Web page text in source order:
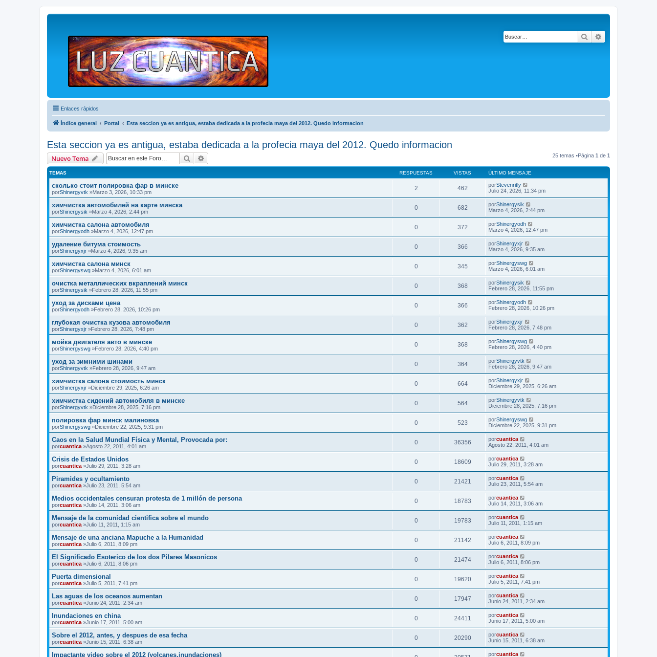
Buscar
Enlaces rápidos
Índice general Portal Esta seccion ya es antigua, estaba dedicada a la profecia maya del 2012. Quedo informacion
Esta seccion ya es antigua, estaba dedicada a la profecia maya del 2012. Quedo informacion
Nuevo Tema Buscar 25 temas •Página 1 de 1
TEMAS RESPUESTAS VISTAS ÚLTIMO MENSAJE
сколько стоит полировка фар в минске
porShinergyvtk »Marzo 3, 2026, 10:33 pm
2 462 porStevenritly
Julio 24, 2026, 11:34 pm
химчистка автомобилей на карте минска
porShinergysik »Marzo 4, 2026, 2:44 pm
0 682 porShinergysik
Marzo 4, 2026, 2:44 pm
химчистка салона автомобиля
porShinergyodh »Marzo 4, 2026, 12:47 pm
0 372 porShinergyodh
Marzo 4, 2026, 12:47 pm
удаление битума стоимость
porShinergyxjr »Marzo 4, 2026, 9:35 am
0 366 porShinergyxjr
Marzo 4, 2026, 9:35 am
химчистка салона минск
porShinergyswg »Marzo 4, 2026, 6:01 am
0 345 porShinergyswg
Marzo 4, 2026, 6:01 am
очистка металлических вкраплений минск
porShinergysik »Febrero 28, 2026, 11:55 pm
0 368 porShinergysik
Febrero 28, 2026, 11:55 pm
уход за дисками цена
porShinergyodh »Febrero 28, 2026, 10:26 pm
0 366 porShinergyodh
Febrero 28, 2026, 10:26 pm
глубокая очистка кузова автомобиля
porShinergyxjr »Febrero 28, 2026, 7:48 pm
0 362 porShinergyxjr
Febrero 28, 2026, 7:48 pm
мойка двигателя авто в минске
porShinergyswg »Febrero 28, 2026, 4:40 pm
0 368 porShinergyswg
Febrero 28, 2026, 4:40 pm
уход за зимними шинами
porShinergyvtk »Febrero 28, 2026, 9:47 am
0 364 porShinergyvtk
Febrero 28, 2026, 9:47 am
химчистка салона стоимость минск
porShinergyxjr »Diciembre 29, 2025, 6:26 am
0 664 porShinergyxjr
Diciembre 29, 2025, 6:26 am
химчистка сидений автомобиля в минске
porShinergyvtk »Diciembre 28, 2025, 7:16 pm
0 564 porShinergyvtk
Diciembre 28, 2025, 7:16 pm
полировка фар минск малиновка
porShinergyswg »Diciembre 22, 2025, 9:31 pm
0 523 porShinergyswg
Diciembre 22, 2025, 9:31 pm
Caos en la Salud Mundial Física y Mental, Provocada por:
porcuantica »Agosto 22, 2011, 4:01 am
0 36356 porcuantica
Agosto 22, 2011, 4:01 am
Crisis de Estados Unidos
porcuantica »Julio 29, 2011, 3:28 am
0 18609 porcuantica
Julio 29, 2011, 3:28 am
Piramides y ocultamiento
porcuantica »Julio 23, 2011, 5:54 am
0 21421 porcuantica
Julio 23, 2011, 5:54 am
Medios occidentales censuran protesta de 1 millón de persona
porcuantica »Julio 14, 2011, 3:06 am
0 18783 porcuantica
Julio 14, 2011, 3:06 am
Mensaje de la comunidad cientifica sobre el mundo
porcuantica »Julio 11, 2011, 1:15 am
0 19783 porcuantica
Julio 11, 2011, 1:15 am
Mensaje de una anciana Mapuche a la Humanidad
porcuantica »Julio 6, 2011, 8:09 pm
0 21142 porcuantica
Julio 6, 2011, 8:09 pm
El Significado Esoterico de los dos Pilares Masonicos
porcuantica »Julio 6, 2011, 8:06 pm
0 21474 porcuantica
Julio 6, 2011, 8:06 pm
Puerta dimensional
porcuantica »Julio 5, 2011, 7:41 pm
0 19620 porcuantica
Julio 5, 2011, 7:41 pm
Las aguas de los oceanos aumentan
porcuantica »Junio 24, 2011, 2:34 am
0 17947 porcuantica
Junio 24, 2011, 2:34 am
Inundaciones en china
porcuantica »Junio 17, 2011, 5:00 am
0 24411 porcuantica
Junio 17, 2011, 5:00 am
Sobre el 2012, antes, y despues de esa fecha
porcuantica »Junio 15, 2011, 6:38 am
0 20290 porcuantica
Junio 15, 2011, 6:38 am
Impactante video sobre el 2012 (volcanes,inundaciones) porcuantica